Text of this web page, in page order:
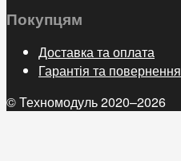
Покупцям
Доставка та оплата
Гарантія та повернення
© Техномодуль 2020–2026